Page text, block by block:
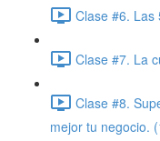
Clase #6. Las
Clase #7. La
Clase #8.
mejor tu negocio.